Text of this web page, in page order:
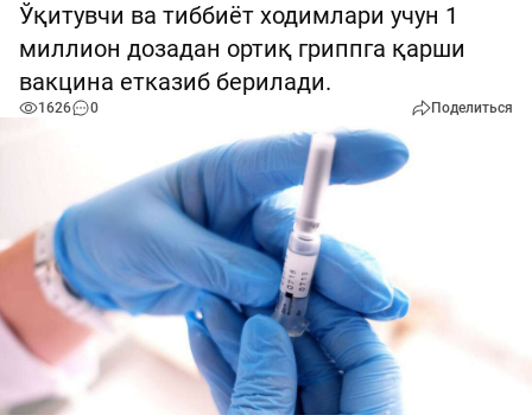
Ўқитувчи ва тиббиёт ходимлари учун 1
миллион дозадан ортиқ гриппга қарши
вакцина етказиб берилади.
1626 0 Поделиться